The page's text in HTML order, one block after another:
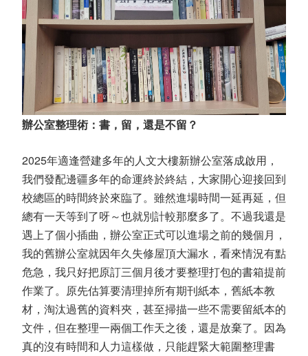
辦公室整理術：書，留，還是不留？
2025年適逢營建多年的人文大樓新辦公室落成啟用，
我們發配邊疆多年的命運終於終結，大家開心迎接回到
校總區的時間終於來臨了。雖然進場時間一延再延，但
總有一天等到了呀～也就別計較那麼多了。不過我還是
遇上了個小插曲，辦公室正式可以進場之前的幾個月，
我的舊辦公室就因年久失修屋頂大漏水，看來情況有點
危急，我只好把原訂三個月後才要整理打包的書箱提前
作業了。原先估算要清理掉所有期刊紙本，舊紙本教
材，淘汰過舊的資料夾，甚至掃描一些不需要留紙本的
文件，但在整理一兩個工作天之後，還是放棄了。因為
真的沒有時間和人力這樣做，只能趕緊大範圍整理書